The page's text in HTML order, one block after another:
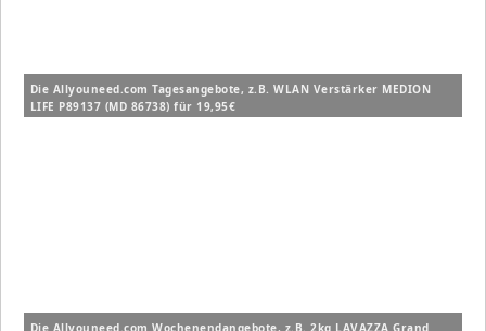
Die Allyouneed.com Tagesangebote, z.B. WLAN Verstärker MEDION
LIFE P89137 (MD 86738) für 19,95€